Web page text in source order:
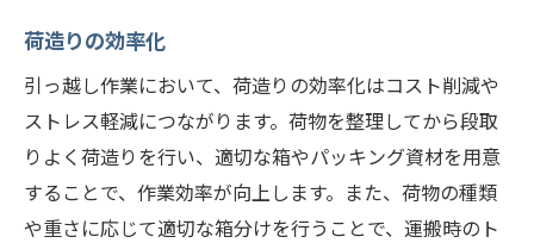
荷造りの効率化
引っ越し作業において、荷造りの効率化はコスト削減や
ストレス軽減につながります。荷物を整理してから段取
りよく荷造りを行い、適切な箱やパッキング資材を用意
することで、作業効率が向上します。また、荷物の種類
や重さに応じて適切な箱分けを行うことで、運搬時のト